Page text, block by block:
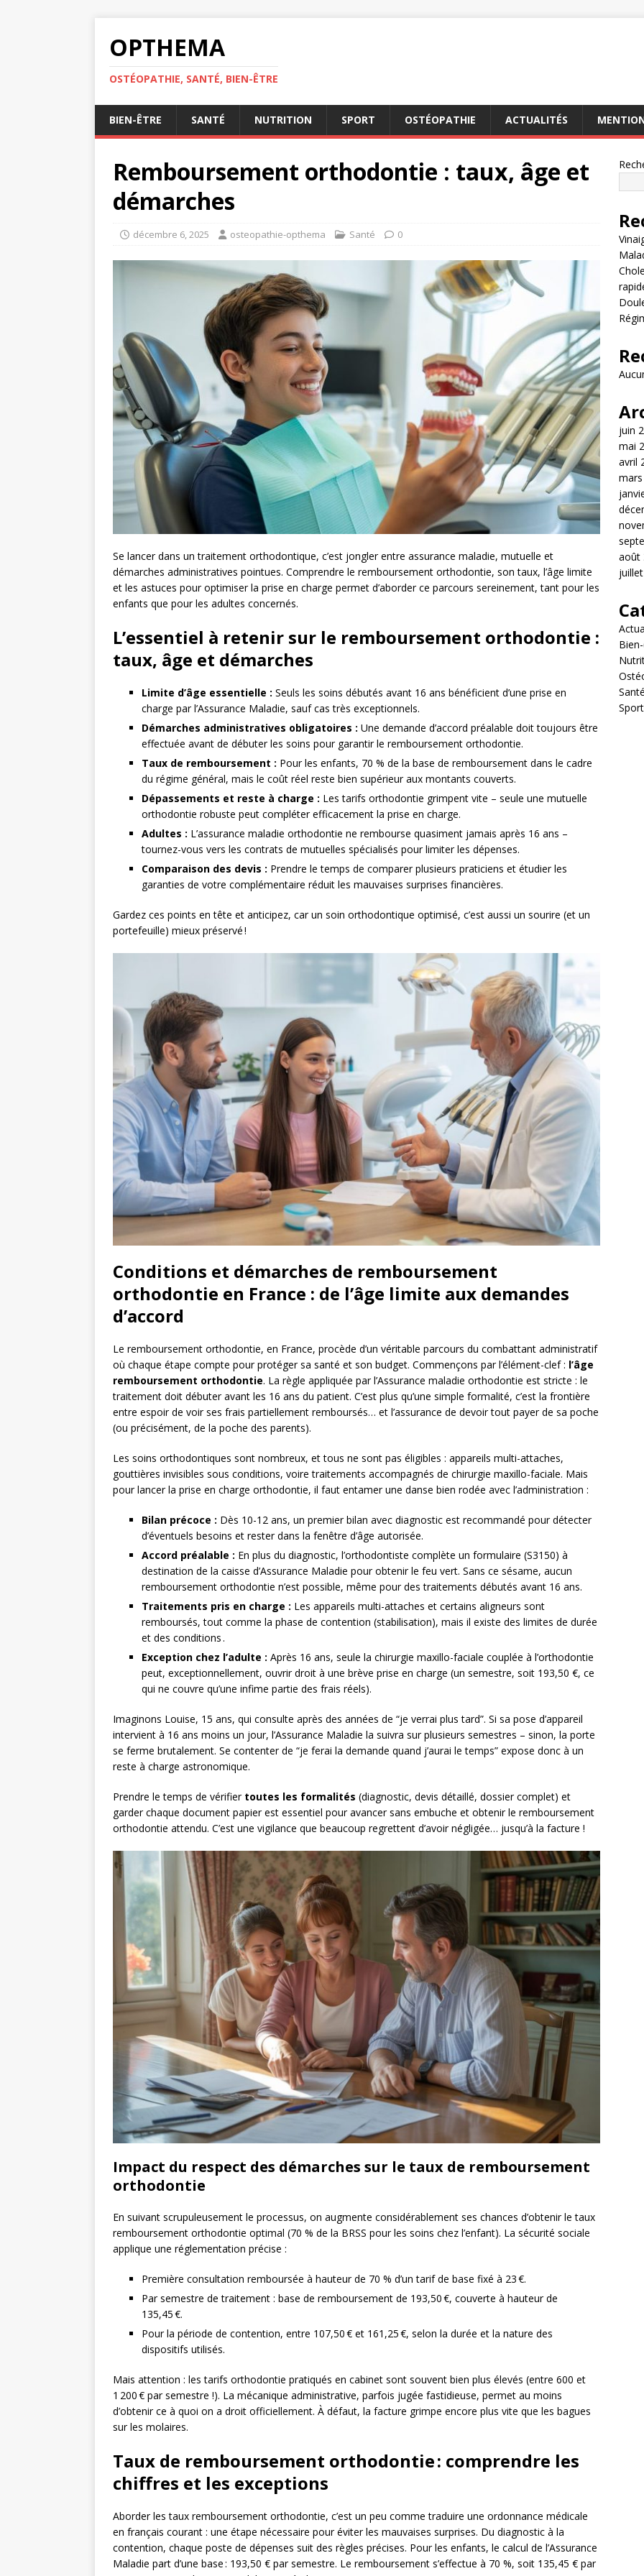
OPTHEMA
OSTÉOPATHIE, SANTÉ, BIEN-ÊTRE
BIEN-ÊTRE SANTÉ NUTRITION SPORT OSTÉOPATHIE ACTUALITÉS
Remboursement orthodontie : taux, âge et
démarches
décembre 6, 2025 osteopathie-opthema Santé 0
Se lancer dans un traitement orthodontique, c’est jongler entre assurance maladie, mutuelle et
démarches administratives pointues. Comprendre le remboursement orthodontie, son taux, l’âge limite
et les astuces pour optimiser la prise en charge permet d’aborder ce parcours sereinement, tant pour les
enfants que pour les adultes concernés.
L’essentiel à retenir sur le remboursement orthodontie :
taux, âge et démarches
Limite d’âge essentielle : Seuls les soins débutés avant 16 ans bénéficient d’une prise en
charge par l’Assurance Maladie, sauf cas très exceptionnels.
Démarches administratives obligatoires : Une demande d’accord préalable doit toujours être
effectuée avant de débuter les soins pour garantir le remboursement orthodontie.
Taux de remboursement : Pour les enfants, 70 % de la base de remboursement dans le cadre
du régime général, mais le coût réel reste bien supérieur aux montants couverts.
Dépassements et reste à charge : Les tarifs orthodontie grimpent vite – seule une mutuelle
orthodontie robuste peut compléter efficacement la prise en charge.
Adultes : L’assurance maladie orthodontie ne rembourse quasiment jamais après 16 ans –
tournez-vous vers les contrats de mutuelles spécialisés pour limiter les dépenses.
Comparaison des devis : Prendre le temps de comparer plusieurs praticiens et étudier les
garanties de votre complémentaire réduit les mauvaises surprises financières.
Gardez ces points en tête et anticipez, car un soin orthodontique optimisé, c’est aussi un sourire (et un
portefeuille) mieux préservé !
Conditions et démarches de remboursement
orthodontie en France : de l’âge limite aux demandes
d’accord
Le remboursement orthodontie, en France, procède d’un véritable parcours du combattant administratif
où chaque étape compte pour protéger sa santé et son budget. Commençons par l’élément-clef : l’âge
remboursement orthodontie. La règle appliquée par l’Assurance maladie orthodontie est stricte : le
traitement doit débuter avant les 16 ans du patient. C’est plus qu’une simple formalité, c’est la frontière
entre espoir de voir ses frais partiellement remboursés… et l’assurance de devoir tout payer de sa poche
(ou précisément, de la poche des parents).
Les soins orthodontiques sont nombreux, et tous ne sont pas éligibles : appareils multi-attaches,
gouttières invisibles sous conditions, voire traitements accompagnés de chirurgie maxillo-faciale. Mais
pour lancer la prise en charge orthodontie, il faut entamer une danse bien rodée avec l’administration :
Bilan précoce : Dès 10-12 ans, un premier bilan avec diagnostic est recommandé pour détecter
d’éventuels besoins et rester dans la fenêtre d’âge autorisée.
Accord préalable : En plus du diagnostic, l’orthodontiste complète un formulaire (S3150) à
destination de la caisse d’Assurance Maladie pour obtenir le feu vert. Sans ce sésame, aucun
remboursement orthodontie n’est possible, même pour des traitements débutés avant 16 ans.
Traitements pris en charge : Les appareils multi-attaches et certains aligneurs sont
remboursés, tout comme la phase de contention (stabilisation), mais il existe des limites de durée
et des conditions .
Exception chez l’adulte : Après 16 ans, seule la chirurgie maxillo-faciale couplée à l’orthodontie
peut, exceptionnellement, ouvrir droit à une brève prise en charge (un semestre, soit 193,50 €, ce
qui ne couvre qu’une infime partie des frais réels).
Imaginons Louise, 15 ans, qui consulte après des années de “je verrai plus tard”. Si sa pose d’appareil
intervient à 16 ans moins un jour, l’Assurance Maladie la suivra sur plusieurs semestres – sinon, la porte
se ferme brutalement. Se contenter de “je ferai la demande quand j’aurai le temps” expose donc à un
reste à charge astronomique.
Prendre le temps de vérifier toutes les formalités (diagnostic, devis détaillé, dossier complet) et
garder chaque document papier est essentiel pour avancer sans embuche et obtenir le remboursement
orthodontie attendu. C’est une vigilance que beaucoup regrettent d’avoir négligée… jusqu’à la facture !
Impact du respect des démarches sur le taux de remboursement
orthodontie
En suivant scrupuleusement le processus, on augmente considérablement ses chances d’obtenir le taux
remboursement orthodontie optimal (70 % de la BRSS pour les soins chez l’enfant). La sécurité sociale
applique une réglementation précise :
Première consultation remboursée à hauteur de 70 % d’un tarif de base fixé à 23 €.
Par semestre de traitement : base de remboursement de 193,50 €, couverte à hauteur de
135,45 €.
Pour la période de contention, entre 107,50 € et 161,25 €, selon la durée et la nature des
dispositifs utilisés.
Mais attention : les tarifs orthodontie pratiqués en cabinet sont souvent bien plus élevés (entre 600 et
1 200 € par semestre !). La mécanique administrative, parfois jugée fastidieuse, permet au moins
d’obtenir ce à quoi on a droit officiellement. À défaut, la facture grimpe encore plus vite que les bagues
sur les molaires.
Taux de remboursement orthodontie : comprendre les
chiffres et les exceptions
Aborder les taux remboursement orthodontie, c’est un peu comme traduire une ordonnance médicale
en français courant : une étape nécessaire pour éviter les mauvaises surprises. Du diagnostic à la
contention, chaque poste de dépenses suit des règles précises. Pour les enfants, le calcul de l’Assurance
Maladie part d’une base : 193,50 € par semestre. Le remboursement s’effectue à 70 %, soit 135,45 € par
juin
mai
avril
août
Santé
Sport